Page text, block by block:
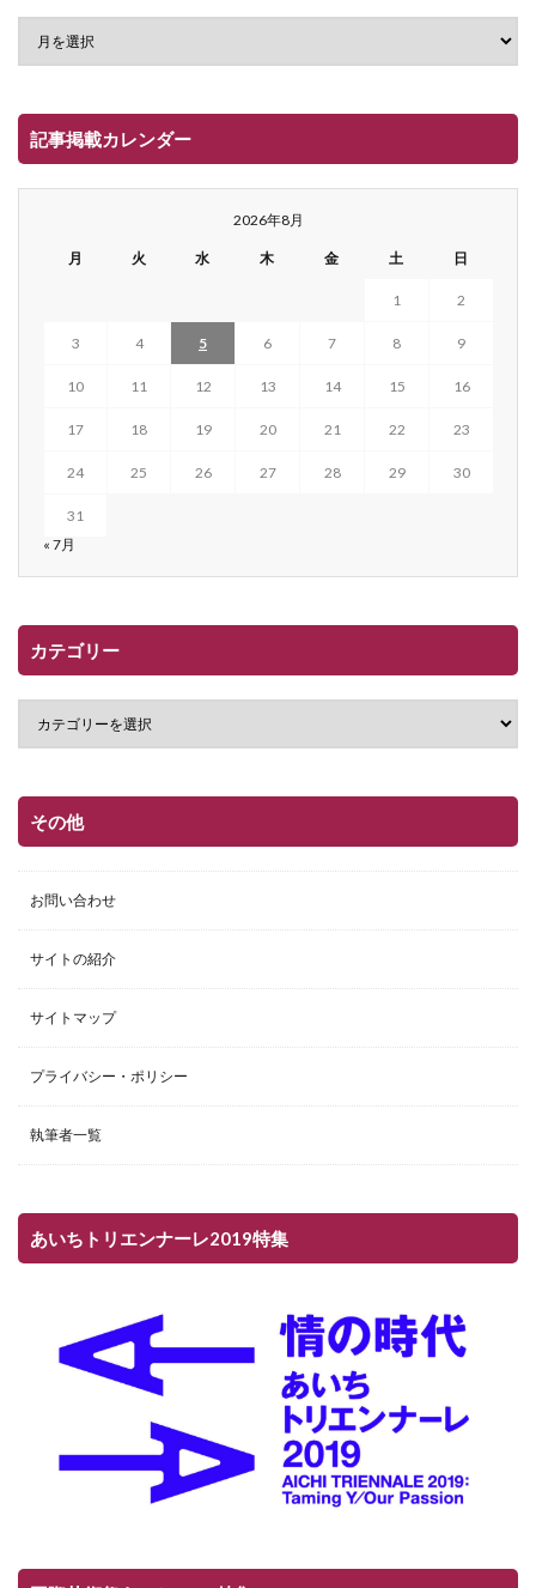
記事掲載カレンダー
2026年8月
月 火 水 木 金 土 日
1 2
3 4 5 6 7 8 9
10 11 12 13 14 15 16
17 18 19 20 21 22 23
24 25 26 27 28 29 30
31
« 7月
カテゴリー
その他
お問い合わせ
サイトの紹介
サイトマップ
プライバシー・ポリシー
執筆者一覧
あいちトリエンナーレ2019特集